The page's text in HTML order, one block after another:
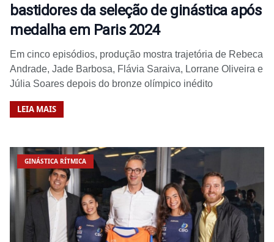
bastidores da seleção de ginástica após
medalha em Paris 2024
Em cinco episódios, produção mostra trajetória de Rebeca
Andrade, Jade Barbosa, Flávia Saraiva, Lorrane Oliveira e
Júlia Soares depois do bronze olímpico inédito
LEIA MAIS
GINÁSTICA RÍTMICA